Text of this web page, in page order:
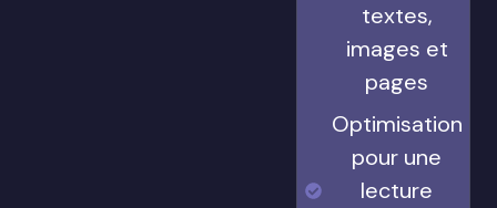
textes,
images et
pages
Optimisation
pour une
lecture